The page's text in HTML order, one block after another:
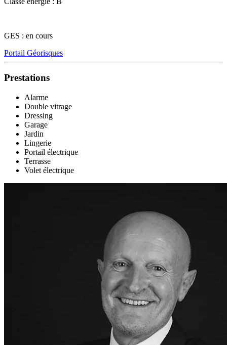
GES : en cours
Portail Géorisques
Prestations
Alarme
Double vitrage
Dressing
Garage
Jardin
Lingerie
Portail électrique
Terrasse
Volet électrique